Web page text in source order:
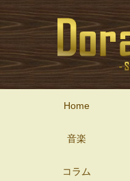
Home
音楽
コラム